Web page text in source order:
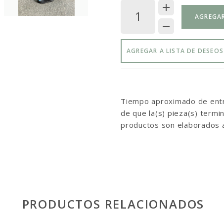
AGREGAR A LISTA DE DESEOS
Tiempo aproximado de
de que la(s) pieza(s)
productos son elaborados
PRODUCTOS RELACIONADOS